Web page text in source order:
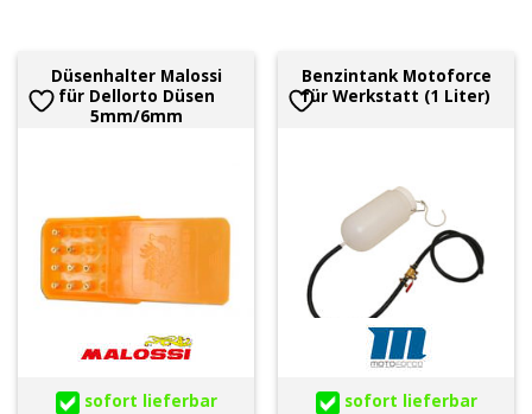
Düsenhalter Malossi
für Dellorto Düsen
5mm/6mm
sofort lieferbar
Benzintank Motoforce
für Werkstatt (1 Liter)
sofort lieferbar